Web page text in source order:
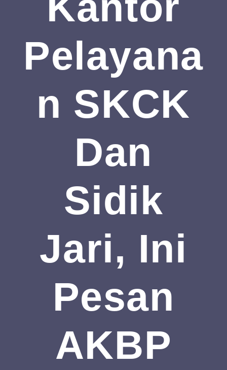
Pelayana
N SKCK
Dan
Sidik
Jari, Ini
Pesan
AKBP